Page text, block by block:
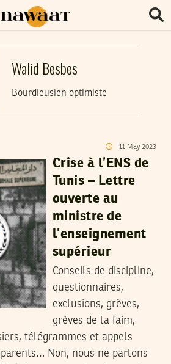
Walid Besbes
Bourdieusien optimiste
11 May 2023
Crise à l’ENS de
Tunis – Lettre
ouverte au
ministre de
l’enseignement
supérieur
Conseils de discipline,
questionnaires,
exclusions, grèves,
grèves de la faim,
télégrammes et appels
Non, nous ne parlons